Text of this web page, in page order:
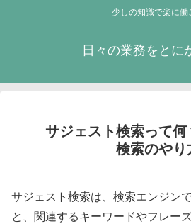
少しの知識で楽に働
日々の業務をとに
サジェスト検索って何
検索のやり
サジェスト検索は、検索エンジン
と、関連するキーワードやフレー